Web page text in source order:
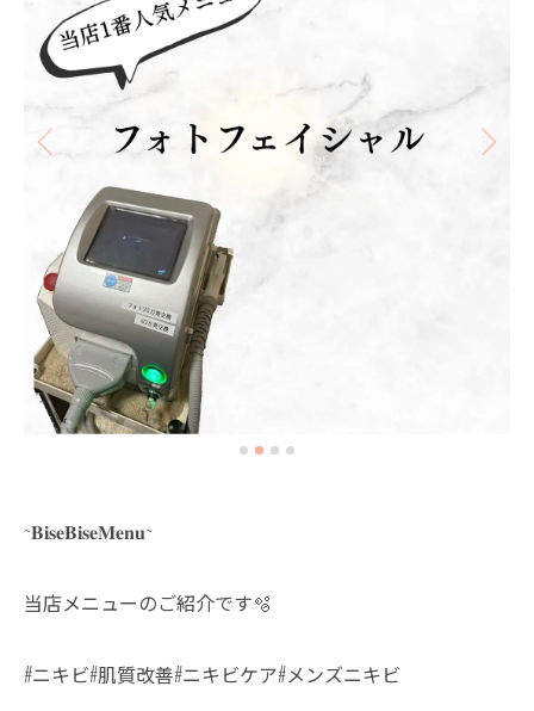
~𝐁𝐢𝐬𝐞𝐁𝐢𝐬𝐞𝐌𝐞𝐧𝐮~
当店メニューのご紹介です🫧
#ニキビ#肌質改善#ニキビケア#メンズニキビ